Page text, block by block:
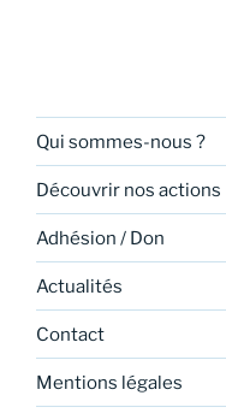
Qui sommes-nous ?
Découvrir nos actions
Adhésion / Don
Actualités
Contact
Mentions légales